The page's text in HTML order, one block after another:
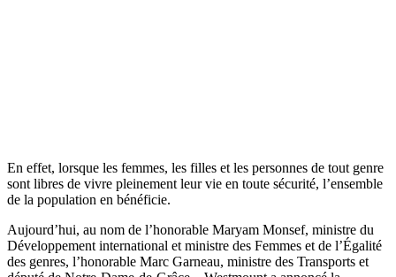
En effet, lorsque les femmes, les filles et les personnes de tout genre
sont libres de vivre pleinement leur vie en toute sécurité, l’ensemble
de la population en bénéficie.
Aujourd’hui, au nom de l’honorable Maryam Monsef, ministre du
Développement international et ministre des Femmes et de l’Égalité
des genres, l’honorable Marc Garneau, ministre des Transports et